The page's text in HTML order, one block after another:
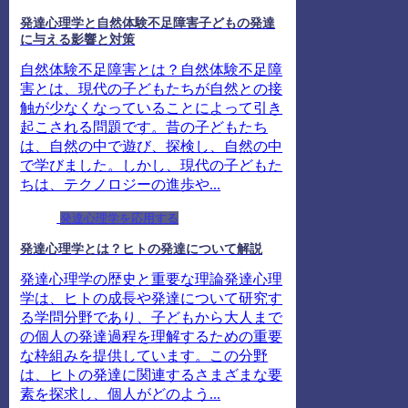
発達心理学と自然体験不足障害子どもの発達
に与える影響と対策
自然体験不足障害とは？自然体験不足障
害とは、現代の子どもたちが自然との接
触が少なくなっていることによって引き
起こされる問題です。昔の子どもたち
は、自然の中で遊び、探検し、自然の中
で学びました。しかし、現代の子どもた
ちは、テクノロジーの進歩や...
発達心理学を応用する
発達心理学とは？ヒトの発達について解説
発達心理学の歴史と重要な理論発達心理
学は、ヒトの成長や発達について研究す
る学問分野であり、子どもから大人まで
の個人の発達過程を理解するための重要
な枠組みを提供しています。この分野
は、ヒトの発達に関連するさまざまな要
素を探求し、個人がどのよう...